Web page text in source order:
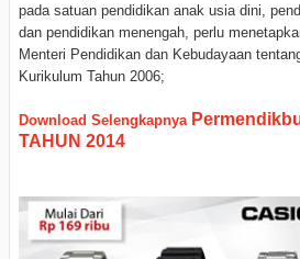
pada satuan pendidikan anak usia dini,
dan pendidikan menengah, perlu
Menteri Pendidikan dan Kebudayaan
Kurikulum Tahun 2006;
Download Selengkapnya
TAHUN 2014